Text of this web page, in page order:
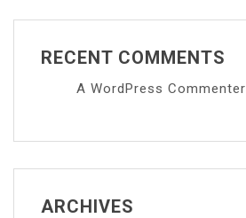
RECENT COMMENTS
A WordPress Commenter
ARCHIVES